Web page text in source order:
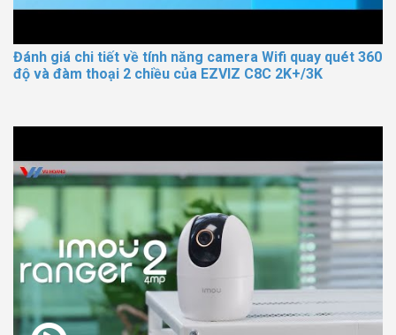
Đánh giá chi tiết về tính năng camera Wifi quay quét 360
độ và đàm thoại 2 chiều của EZVIZ C8C 2K+/3K